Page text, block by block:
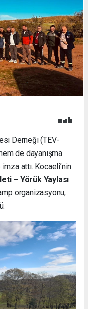
Derneği (TEV-
de dayanışma
attı. Kocaeli’nin
– Yörük Yaylası
organizasyonu,